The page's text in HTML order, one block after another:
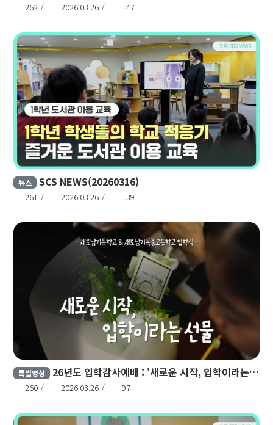
262 2026.03.26 147
뉴스 SCS NEWS(20260316)
261 2026.03.26 139
특별영상 26년도 입학감사예배 : '새로운 시작, 입학이라는 선물'
260 2026.03.26 97